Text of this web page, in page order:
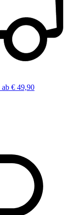
ab € 49,90